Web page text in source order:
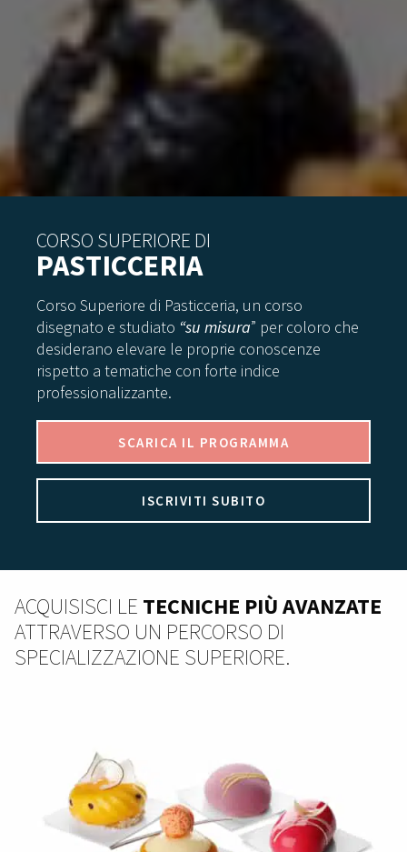
CORSO SUPERIORE DI
PASTICCERIA
Corso Superiore di Pasticceria, un corso
disegnato e studiato “su misura” per coloro che
desiderano elevare le proprie conoscenze
rispetto a tematiche con forte indice
professionalizzante.
SCARICA IL PROGRAMMA
ISCRIVITI SUBITO
ACQUISISCI LE TECNICHE PIÙ AVANZATE
ATTRAVERSO UN PERCORSO DI
SPECIALIZZAZIONE SUPERIORE.